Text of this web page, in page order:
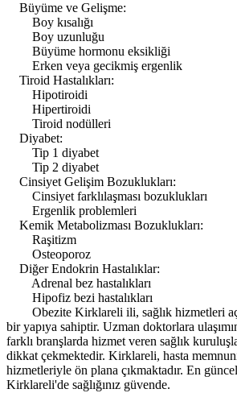
Büyüme ve Gelişme:
Boy kısalığı
Boy uzunluğu
Büyüme hormonu eksikliği
Erken veya gecikmiş ergenlik
Tiroid Hastalıkları:
Hipotiroidi
Hipertiroidi
Tiroid nodülleri
Diyabet:
Tip 1 diyabet
Tip 2 diyabet
Cinsiyet Gelişim Bozuklukları:
Cinsiyet farklılaşması bozuklukları
Ergenlik problemleri
Kemik Metabolizması Bozuklukları:
Raşitizm
Osteoporoz
Diğer Endokrin Hastalıklar:
Adrenal bez hastalıkları
Hipofiz bezi hastalıkları
Obezite Kirklareli ili, sağlık hizmetleri
bir yapıya sahiptir. Uzman doktorlara
farklı branşlarda hizmet veren sağlık
dikkat çekmektedir. Kirklareli, hasta
hizmetleriyle ön plana çıkmaktadır. En
Kirklareli'de sağlığınız güvende.